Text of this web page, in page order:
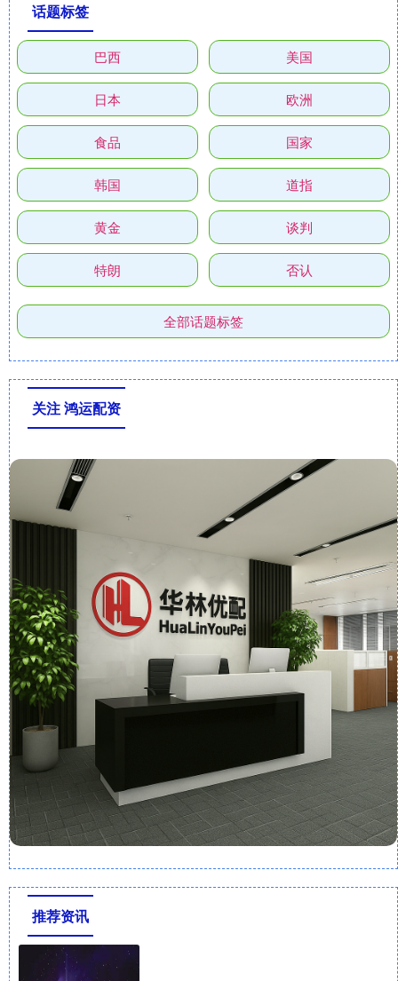
话题标签
巴西 美国
日本 欧洲
食品 国家
韩国 道指
黄金 谈判
特朗 否认
全部话题标签
关注 鸿运配资
推荐资讯